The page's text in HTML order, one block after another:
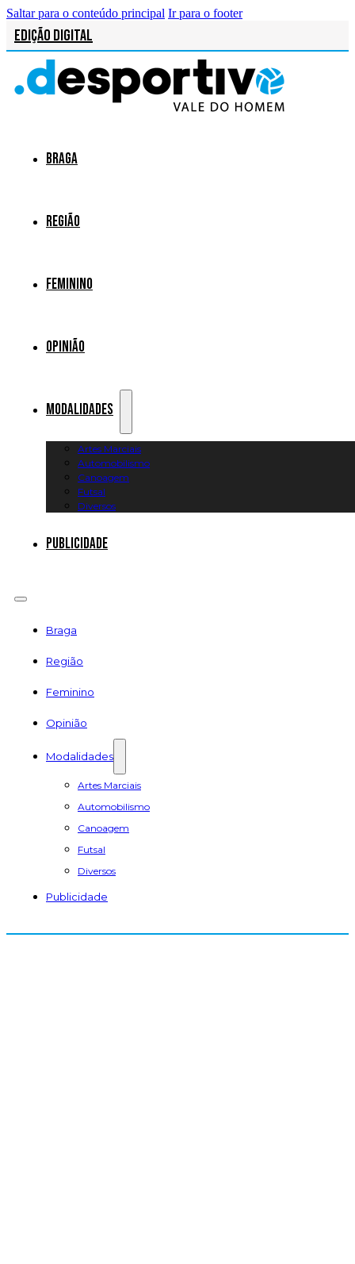
Saltar para o conteúdo principal Ir para o footer
Edição Digital
Braga
Região
Feminino
Opinião
Modalidades
Artes Marciais
Automobilismo
Canoagem
Futsal
Diversos
Publicidade
Braga
Região
Feminino
Opinião
Modalidades
Artes Marciais
Automobilismo
Canoagem
Futsal
Diversos
Publicidade